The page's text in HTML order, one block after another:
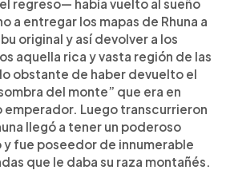
regreso— había vuelto al sueño
a entregar los mapas de Rhuna a
original y así devolver a los
aquella rica y vasta región de las
obstante de haber devuelto el
del monte” que era en
Luego transcurrieron
llegó a tener un poderoso
fue poseedor de innumerable
que le daba su raza montañés.